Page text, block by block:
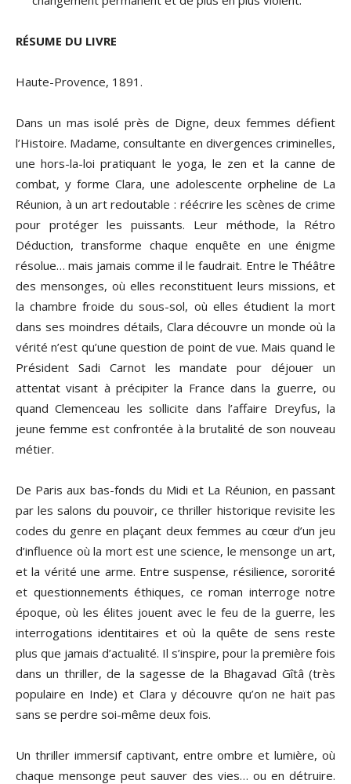
RÉSUME DU LIVRE
Haute-Provence, 1891.
Dans un mas isolé près de Digne, deux femmes défient
l’Histoire. Madame, consultante en divergences criminelles,
une hors-la-loi pratiquant le yoga, le zen et la canne de
combat, y forme Clara, une adolescente orpheline de La
Réunion, à un art redoutable : réécrire les scènes de crime
pour protéger les puissants. Leur méthode, la Rétro
Déduction, transforme chaque enquête en une énigme
résolue… mais jamais comme il le faudrait. Entre le Théâtre
des mensonges, où elles reconstituent leurs missions, et
la chambre froide du sous-sol, où elles étudient la mort
dans ses moindres détails, Clara découvre un monde où la
vérité n’est qu’une question de point de vue. Mais quand le
Président Sadi Carnot les mandate pour déjouer un
attentat visant à précipiter la France dans la guerre, ou
quand Clemenceau les sollicite dans l’affaire Dreyfus, la
jeune femme est confrontée à la brutalité de son nouveau
métier.
De Paris aux bas-fonds du Midi et La Réunion, en passant
par les salons du pouvoir, ce thriller historique revisite les
codes du genre en plaçant deux femmes au cœur d’un jeu
d’influence où la mort est une science, le mensonge un art,
et la vérité une arme. Entre suspense, résilience, sororité
et questionnements éthiques, ce roman interroge notre
époque, où les élites jouent avec le feu de la guerre, les
interrogations identitaires et où la quête de sens reste
plus que jamais d’actualité. Il s’inspire, pour la première fois
dans un thriller, de la sagesse de la Bhagavad Gîtâ (très
populaire en Inde) et Clara y découvre qu’on ne haït pas
sans se perdre soi-même deux fois.
Un thriller immersif captivant, entre ombre et lumière, où
chaque mensonge peut sauver des vies… ou en détruire.